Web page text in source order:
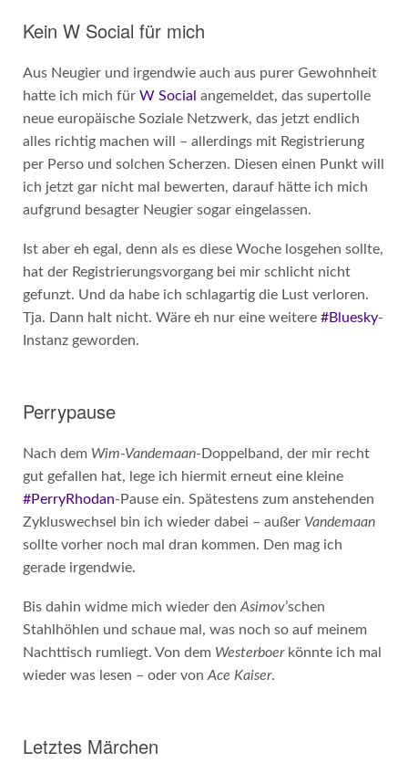
Kein W Social für mich
Aus Neugier und irgendwie auch aus purer Gewohnheit
hatte ich mich für W Social angemeldet, das supertolle
neue europäische Soziale Netzwerk, das jetzt endlich
alles richtig machen will – allerdings mit Registrierung
per Perso und solchen Scherzen. Diesen einen Punkt will
ich jetzt gar nicht mal bewerten, darauf hätte ich mich
aufgrund besagter Neugier sogar eingelassen.
Ist aber eh egal, denn als es diese Woche losgehen sollte,
hat der Registrierungsvorgang bei mir schlicht nicht
gefunzt. Und da habe ich schlagartig die Lust verloren.
Tja. Dann halt nicht. Wäre eh nur eine weitere #Bluesky-
Instanz geworden.
Perrypause
Nach dem Wim-Vandemaan-Doppelband, der mir recht
gut gefallen hat, lege ich hiermit erneut eine kleine
#PerryRhodan-Pause ein. Spätestens zum anstehenden
Zykluswechsel bin ich wieder dabei – außer Vandemaan
sollte vorher noch mal dran kommen. Den mag ich
gerade irgendwie.
Bis dahin widme mich wieder den Asimov’schen
Stahlhöhlen und schaue mal, was noch so auf meinem
Nachttisch rumliegt. Von dem Westerboerkönnte ich mal
wieder was lesen – oder von Ace Kaiser.
Letztes Märchen